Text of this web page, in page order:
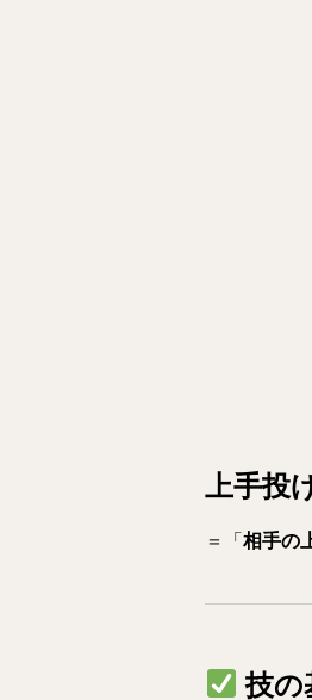
上手投
＝「 相手の
技の